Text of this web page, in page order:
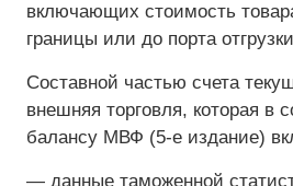
включающих стоимость
границы или до порта
Составной частью счета
внешняя торговля, которая в
балансу МВФ (5-е издание)
— данные таможенной